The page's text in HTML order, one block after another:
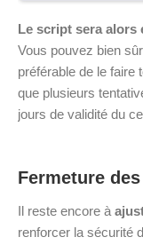
Le script sera alors
Vous pouvez bien
préférable de le faire
que plusieurs
jours de validité du
Fermeture
Il reste encore à
renforcer la sécurité